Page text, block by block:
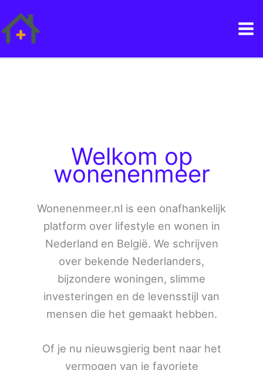
naar
de
inhoud
Welkom op
wonenenmeer
Wonenenmeer.nl is een onafhankelijk
platform over lifestyle en wonen in
Nederland en België. We schrijven
over bekende Nederlanders,
bijzondere woningen, slimme
investeringen en de levensstijl van
mensen die het gemaakt hebben.
Of je nu nieuwsgierig bent naar het
vermogen van je favoriete